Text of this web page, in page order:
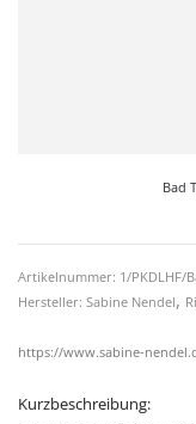
Bad
Artikelnummer: 1/PKDLHF/
Hersteller: Sabine Nendel,
https://www.sabine-
Kurzbeschreibung: